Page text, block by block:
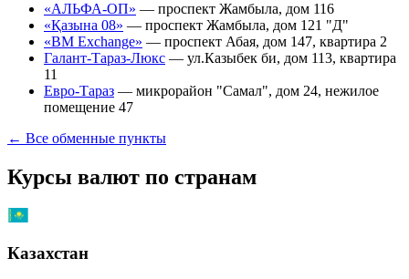
«АЛЬФА-ОП» — проспект Жамбыла, дом 116
«Қазына 08» — проспект Жамбыла, дом 121 "Д"
«BM Exchange» — проспект Абая, дом 147, квартира 2
Галант-Тараз-Люкс — ул.Казыбек би, дом 113, квартира
11
Евро-Тараз — микрорайон "Самал", дом 24, нежилое
помещение 47
← Все обменные пункты
Курсы валют по странам
Казахстан